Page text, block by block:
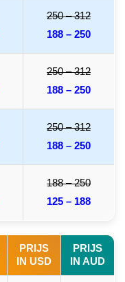
250 – 312
188 – 250
250 – 312
188 – 250
250 – 312
188 – 250
188 – 250
125 – 188
PRIJS
IN USD
PRIJS
IN AUD